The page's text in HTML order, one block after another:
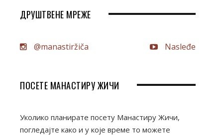
ДРУШТВЕНЕ МРЕЖЕ
@manastiržiča Nasleđe
ПОСЕТЕ МАНАСТИРУ ЖИЧИ
Уколико планирате посету Манастиру Жичи,
погледајте како и у које време то можете